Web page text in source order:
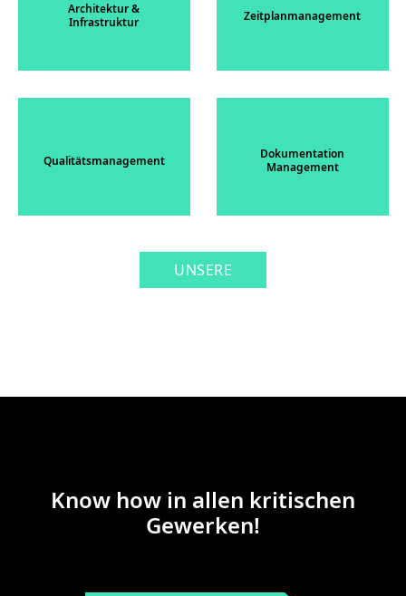
Architektur &
Infrastruktur
Zeitplanmanagement
Qualitätsmanagement
Dokumentation
Management
UNSERE
Know how in allen kritischen
Gewerken!